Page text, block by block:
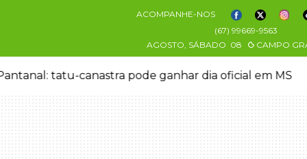
ACOMPANHE-NOS
(67) 99669-9563
AGOSTO, SÁBADO 08 CAMPO
tatu-canastra pode ganhar dia oficial em MS